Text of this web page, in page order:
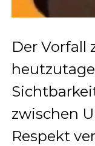
Der Vorfall
zwischen
Respekt